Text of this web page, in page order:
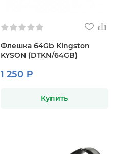
Флешка 64Gb Kingston
KYSON (DTKN/64GB)
1 250 ₽
Купить